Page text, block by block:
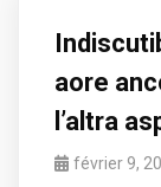
aore
l’altra
février 9,